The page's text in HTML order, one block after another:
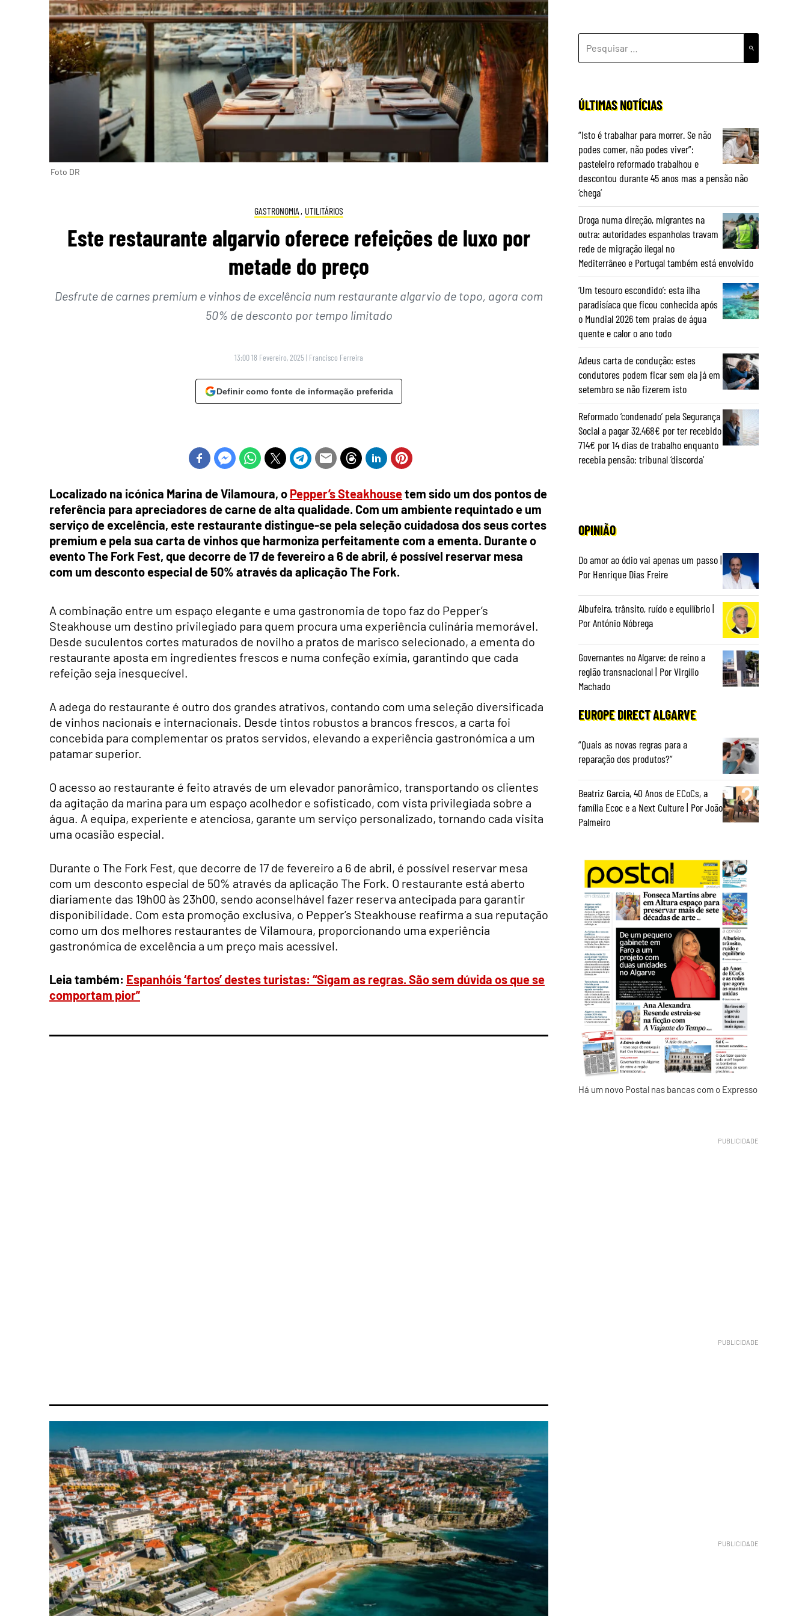
Foto DR
GASTRONOMIA , UTILITÁRIOS
Este restaurante algarvio oferece refeições de luxo por
metade do preço
Desfrute de carnes premium e vinhos de excelência num restaurante algarvio de topo, agora com
50% de desconto por tempo limitado
13:00 18 Fevereiro, 2025 | Francisco Ferreira
Definir como fonte de informação preferida
Localizado na icónica Marina de Vilamoura, o Pepper’s Steakhousetem sido um dos pontos de
referência para apreciadores de carne de alta qualidade. Com um ambiente requintado e um
serviço de excelência, este restaurante distingue-se pela seleção cuidadosa dos seus cortes
premium e pela sua carta de vinhos que harmoniza perfeitamente com a ementa. Durante o
evento The Fork Fest, que decorre de 17 de fevereiro a 6 de abril, é possível reservar mesa
com um desconto especial de 50% através da aplicação The Fork.
A combinação entre um espaço elegante e uma gastronomia de topo faz do Pepper’s
Steakhouse um destino privilegiado para quem procura uma experiência culinária memorável.
Desde suculentos cortes maturados de novilho a pratos de marisco selecionado, a ementa do
restaurante aposta em ingredientes frescos e numa confeção exímia, garantindo que cada
refeição seja inesquecível.
A adega do restaurante é outro dos grandes atrativos, contando com uma seleção diversificada
de vinhos nacionais e internacionais. Desde tintos robustos a brancos frescos, a carta foi
concebida para complementar os pratos servidos, elevando a experiência gastronómica a um
patamar superior.
O acesso ao restaurante é feito através de um elevador panorâmico, transportando os clientes
da agitação da marina para um espaço acolhedor e sofisticado, com vista privilegiada sobre a
água. A equipa, experiente e atenciosa, garante um serviço personalizado, tornando cada visita
uma ocasião especial.
Durante o The Fork Fest, que decorre de 17 de fevereiro a 6 de abril, é possível reservar mesa
com um desconto especial de 50% através da aplicação The Fork. O restaurante está aberto
diariamente das 19h00 às 23h00, sendo aconselhável fazer reserva antecipada para garantir
disponibilidade. Com esta promoção exclusiva, o Pepper’s Steakhouse reafirma a sua reputação
como um dos melhores restaurantes de Vilamoura, proporcionando uma experiência
gastronómica de excelência a um preço mais acessível.
Leia também: Espanhóis ‘fartos’ destes turistas: “Sigam as regras. São sem dúvida os que se
comportam pior”
POR:
ÚLTIMAS NOTÍCIAS
“Isto é trabalhar para morrer. Se não
podes comer, não podes viver”:
pasteleiro reformado trabalhou e
descontou durante 45 anos mas a pensão não
‘chega’
Droga numa direção, migrantes na
outra: autoridades espanholas travam
rede de migração ilegal no
Mediterrâneo e Portugal também está envolvido
‘Um tesouro escondido’: esta ilha
paradisíaca que ficou conhecida após
o Mundial 2026 tem praias de água
quente e calor o ano todo
Adeus carta de condução: estes
condutores podem ficar sem ela já em
setembro se não fizerem isto
Reformado ‘condenado’ pela Segurança
Social a pagar 32.468€ por ter recebido
714€ por 14 dias de trabalho enquanto
recebia pensão: tribunal ‘discorda’
OPINIÃO
Do amor ao ódio vai apenas um passo |
Por Henrique Dias Freire
Albufeira, trânsito, ruído e equilíbrio |
Por António Nóbrega
Governantes no Algarve: de reino a
região transnacional | Por Virgílio
Machado
EUROPE DIRECT ALGARVE
“Quais as novas regras para a
reparação dos produtos?”
Beatriz Garcia, 40 Anos de ECoCs, a
família Ecoc e a Next Culture | Por João
Palmeiro
Há um novo Postal nas bancas com o Expresso